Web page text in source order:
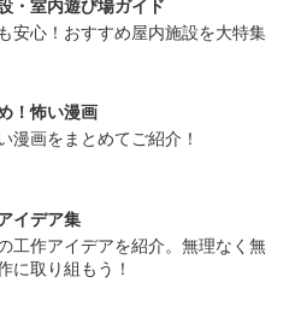
・室内遊び場ガイド
安心！おすすめ屋内施設を大特集
！怖い漫画
漫画をまとめてご紹介！
イデア集
工作アイデアを紹介。無理なく無
に取り組もう！